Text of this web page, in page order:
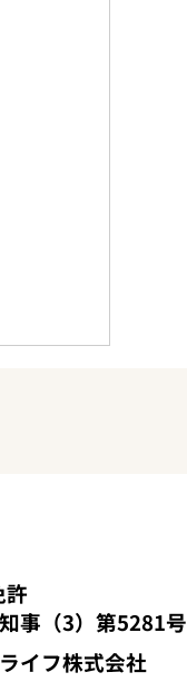
高す
証明す
許
事（3）第5281号
イフ株式会社